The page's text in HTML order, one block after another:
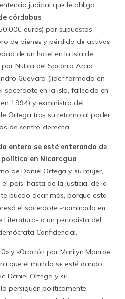
judicial que le obliga
córdobas
euros) por supuestos
de bienes y pérdida de activos
de un hotel en la isla de
Nubia del Socorro Arcia
Guevara (líder formado en
sacerdote en la isla, fallecido en
1994) y exministra del
Ortega tras su retorno al poder
de centro-derecha.
entero se esté enterando de
en Nicaragua.
de Daniel Ortega y su mujer,
país, hasta de la justicia, de la
puedo decir más, porque esta
el sacerdote -nominado en
Literatura- a un periodista del
Confidencial.
y «Oración por Marilyn Monroe
que el mundo se esté dando
Daniel Ortega y su
lo persiguen políticamente.